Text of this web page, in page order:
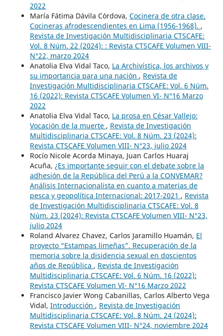
2022
María Fátima Dávila Córdova, Cocinera de otra clase.
Cocineras afrodescendientes en Lima (1956-1968). ,
Revista de Investigación Multidisciplinaria CTSCAFE:
Vol. 8 Núm. 22 (2024): : Revista CTSCAFE Volumen VIII-
N°22, marzo 2024
Anatolia Elva Vidal Taco, La Archivística, los archivos y
su importancia para una nación , Revista de
Investigación Multidisciplinaria CTSCAFE: Vol. 6 Núm.
16 (2022): Revista CTSCAFE Volumen VI- N°16 Marzo
2022
Anatolia Elva Vidal Taco, La prosa en César Vallejo:
Vocación de la muerte , Revista de Investigación
Multidisciplinaria CTSCAFE: Vol. 8 Núm. 23 (2024):
Revista CTSCAFE Volumen VIII- N°23, julio 2024
Rocío Nicole Acorda Minaya, Juan Carlos Huaraj
Acuña, ¿Es importante seguir con el debate sobre la
adhesión de la República del Perú a la CONVEMAR?
Análisis Internacionalista en cuanto a materias de
pesca y geopolítica Internacional: 2017-2021 , Revista
de Investigación Multidisciplinaria CTSCAFE: Vol. 8
Núm. 23 (2024): Revista CTSCAFE Volumen VIII- N°23,
julio 2024
Roland Alvarez Chavez, Carlos Jaramillo Huamán, El
proyecto “Estampas limeñas”. Recuperación de la
memoria sobre la disidencia sexual en doscientos
años de República , Revista de Investigación
Multidisciplinaria CTSCAFE: Vol. 6 Núm. 16 (2022):
Revista CTSCAFE Volumen VI- N°16 Marzo 2022
Francisco Javier Wong Cabanillas, Carlos Alberto Vega
Vidal, Introducción , Revista de Investigación
Multidisciplinaria CTSCAFE: Vol. 8 Núm. 24 (2024):
Revista CTSCAFE Volumen VIII- N°24, noviembre 2024